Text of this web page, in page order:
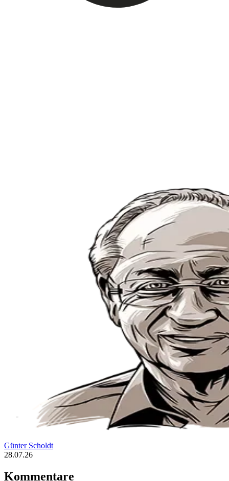
Günter Scholdt
28.07.26
Kommentare